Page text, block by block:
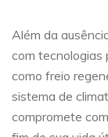
Além da
com tecnologias
como freio
sistema de
compromete